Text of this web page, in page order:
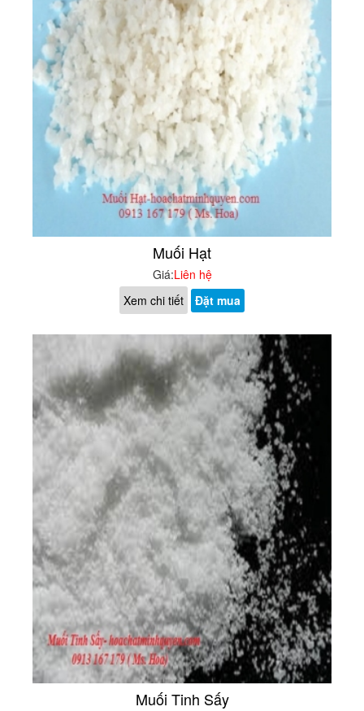
Muối Hạt
Giá:Liên hệ
Xem chi tiết
Đặt mua
Muối Tinh Sấy